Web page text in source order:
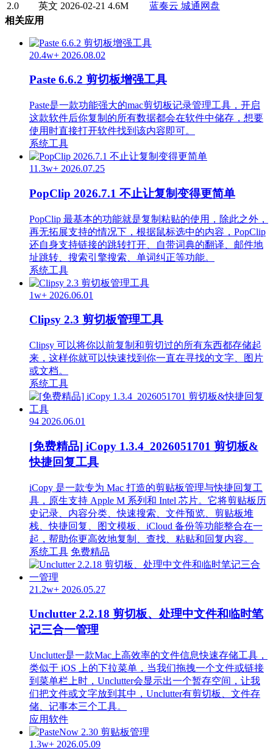
2.0 英文 2026-02-21 4.6M 蓝奏云 城通网盘
相关应用
20.4w+ 2026.08.02
Paste 6.6.2 剪切板增强工具
Paste是一款功能强大的mac剪切板记录管理工具，开启
这款软件后你复制的所有数据都会在软件中储存，想要
使用时直接打开软件找到该内容即可。
系统工具
11.3w+ 2026.07.25
PopClip 2026.7.1 不止让复制变得更简单
PopClip 最基本的功能就是复制粘贴的使用，除此之外，
再无拓展支持的情况下，根据鼠标选中的内容，PopClip
还自身支持链接的跳转打开、自带词典的翻译、邮件地
址跳转、搜索引擎搜索、单词纠正等功能。
系统工具
1w+ 2026.06.01
Clipsy 2.3 剪切板管理工具
Clipsy 可以将你以前复制和剪切过的所有东西都存储起
来，这样你就可以快速找到你一直在寻找的文字、图片
或文档。
系统工具
94 2026.06.01
[免费精品] iCopy 1.3.4_2026051701 剪切板&
快捷回复工具
iCopy 是一款专为 Mac 打造的剪贴板管理与快捷回复工
具，原生支持 Apple M 系列和 Intel 芯片。它将剪贴板历
史记录、内容分类、快速搜索、文件预览、剪贴板堆
栈、快捷回复、图文模板、iCloud 备份等功能整合在一
起，帮助你更高效地复制、查找、粘贴和回复内容。
系统工具 免费精品
21.2w+ 2026.05.27
Unclutter 2.2.18 剪切板、处理中文件和临时笔
记三合一管理
Unclutter是一款Mac上高效率的文件信息快速存储工具，
类似于 iOS 上的下拉菜单，当我们拖拽一个文件或链接
到菜单栏上时，Unclutter会显示出一个暂存空间，让我
们把文件或文字放到其中，Unclutter有剪切板、文件存
储、记事本三个工具。
应用软件
1.3w+ 2026.05.09